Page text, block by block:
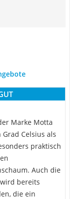
Marke Motta
Celsius als
praktisch
Auch die
bereits
die ein